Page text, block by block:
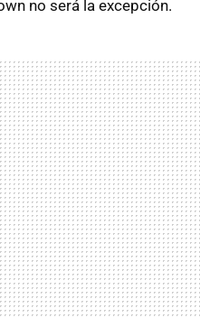
no será la excepción.